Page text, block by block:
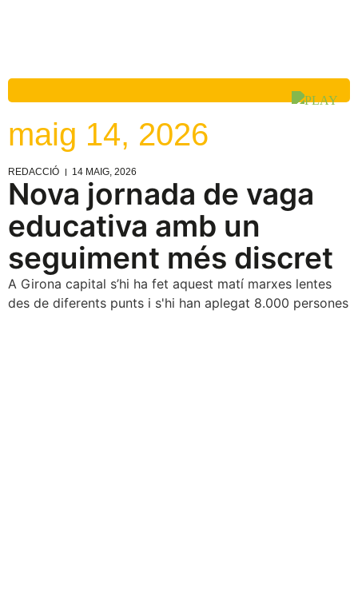
maig 14, 2026
REDACCIÓ 14 MAIG, 2026
Nova jornada de vaga
educativa amb un
seguiment més discret
A Girona capital s’hi ha fet aquest matí marxes lentes
des de diferents punts i s'hi han aplegat 8.000 persones